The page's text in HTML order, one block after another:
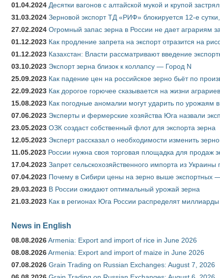
01.04.2024 Десятки вагонов с алтайской мукой и крупой
31.03.2024 Зерновой экспорт ТД «РИФ» блокируется 12-е
27.02.2024 Огромный запас зерна в России не дает аграриям
01.12.2023 Как продление запрета на экспорт отразится на
01.12.2023 Казахстан: Власти рассматривают введение
03.10.2023 Экспорт зерна близок к коллапсу — Город N
25.09.2023 Как падение цен на российское зерно бьёт по
22.09.2023 Как дорогое горючее сказывается на жизни аграриев
15.08.2023 Как погодные аномалии могут ударить по урожаям
07.06.2023 Эксперты и фермерские хозяйства Юга назвали
23.05.2023 ОЗК создаст собственный флот для экспорта зерна
12.05.2023 Эксперт рассказал о необходимости изменить
11.05.2023 России нужна своя торговая площадка для продаж
17.04.2023 Запрет сельскохозяйственного импорта из
07.04.2023 Почему в Сибири цены на зерно выше экспортных
29.03.2023 В России ожидают оптимальный урожай зерна
21.03.2023 Как в регионах Юга России распределят
News in English
08.08.2026Armenia: Export and import of rice in June 2026
08.08.2026Armenia: Export and import of maize in June 2026
07.08.2026 Grain Trading on Russian Exchanges: August 7, 2026